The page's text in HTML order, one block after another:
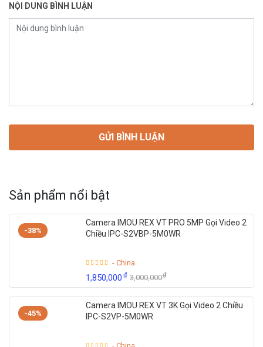
NỘI DUNG BÌNH LUẬN
Sản phẩm nổi bật
-38%
Camera IMOU REX VT PRO 5MP Gọi Video 2
Chiều IPC-S2VBP-5M0WR
- China
1,850,000₫ 3,000,000₫
-45%
Camera IMOU REX VT 3K Gọi Video 2 Chiều
IPC-S2VP-5M0WR
- China